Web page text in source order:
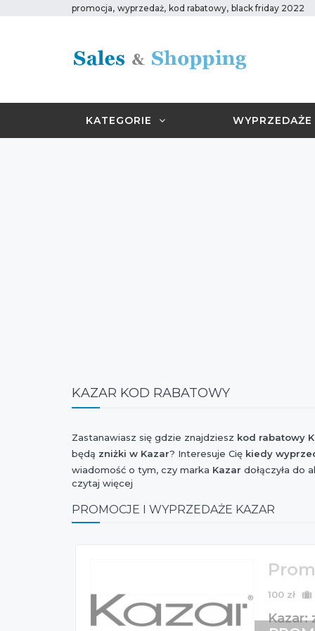
promocja, wyprzedaż, kod rabatowy, black friday 2022
KATEGORIE WYPRZEDAŻE
KAZAR KOD RABATOWY
Zastanawiasz się gdzie znajdziesz kod rabatowy
będą zniżki w Kazar? Interesuje Cię kiedy
wiadomość o tym, czy marka Kazar dołączyła do
Zakupów, Extra Zakupy czy I Love Shopping oraz
nowa kolekcja Kazar
czytaj więcej
PROMOCJE I WYPRZEDAŻE KAZAR
100 zł
Kazar: